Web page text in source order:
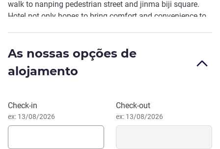
walk to nanping pedestrian street and jinma biji square.
Hotel not only hopes to bring comfort and convenience to
function telephone and wireless network,but also wanna
provides a unique and personalized experience to guests.
As nossas opções de
alojamento
Reservar este hotel
Check-in
ex: 13/08/2026
Check-out
ex: 13/08/2026